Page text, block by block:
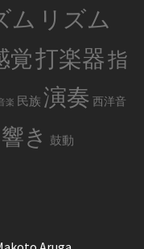
ム リズム
覚打楽器指
楽 民族 演奏 西洋音
響き 鼓動